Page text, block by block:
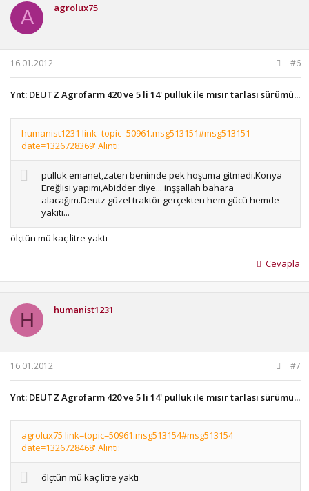
A agrolux75
16.01.2012 #6
Ynt: DEUTZ Agrofarm 420 ve 5 li 14' pulluk ile mısır tarlası sürümü...
humanist1231 link=topic=50961.msg513151#msg513151
date=1326728369' Alıntı:
pulluk emanet,zaten benimde pek hoşuma gitmedi.Konya
Ereğlisi yapımı,Abidder diye... inşşallah bahara
alacağım.Deutz güzel traktör gerçekten hem gücü hemde
yakıtı...
ölçtün mü kaç litre yaktı
Cevapla
H humanist1231
16.01.2012 #7
Ynt: DEUTZ Agrofarm 420 ve 5 li 14' pulluk ile mısır tarlası sürümü...
agrolux75 link=topic=50961.msg513154#msg513154
date=1326728468' Alıntı:
ölçtün mü kaç litre yaktı